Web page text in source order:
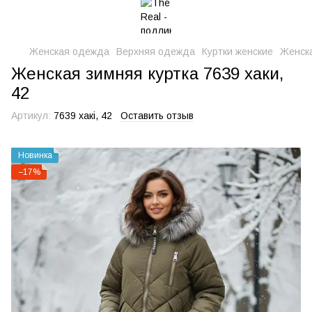
Женская одежда Верхняя одежда Куртки женские
Женская зимняя куртка 7639 хаки,
42
Артикул: 7639 хакі, 42 Оставить отзыв
Новинка
−17%